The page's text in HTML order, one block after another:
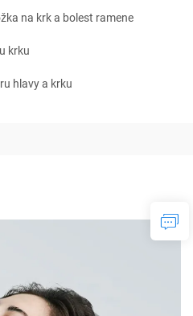
na krk a bolest ramene
krku
hlavy a krku